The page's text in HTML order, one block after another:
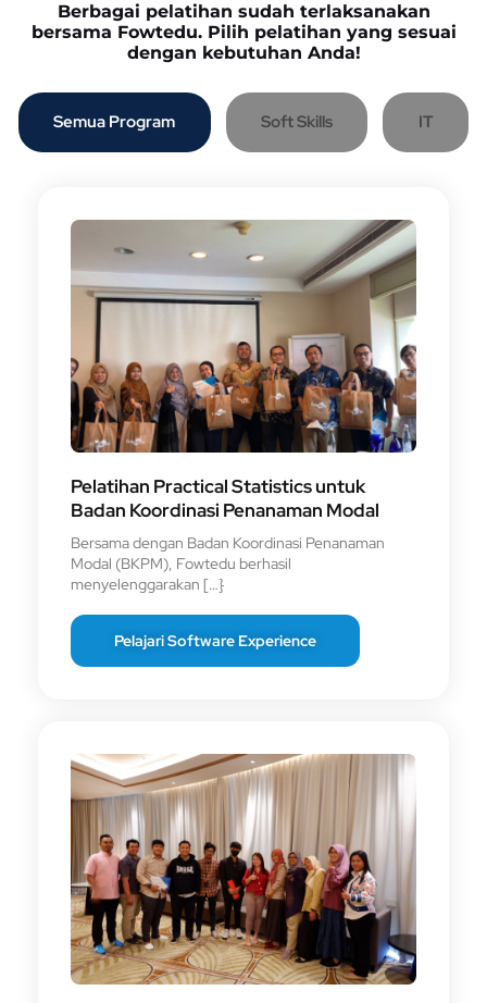
Berbagai pelatihan sudah terlaksanakan
bersama Fowtedu. Pilih pelatihan yang sesuai
dengan kebutuhan Anda!
Semua Program Soft Skills IT
Pelatihan Practical Statistics untuk
Badan Koordinasi Penanaman Modal
Bersama dengan Badan Koordinasi Penanaman
Modal (BKPM), Fowtedu berhasil
menyelenggarakan […}
Pelajari Software Experience